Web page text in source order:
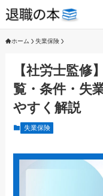
ホーム 失業保険
【社労士監修
覧・条件・失
やすく解説
失業保険